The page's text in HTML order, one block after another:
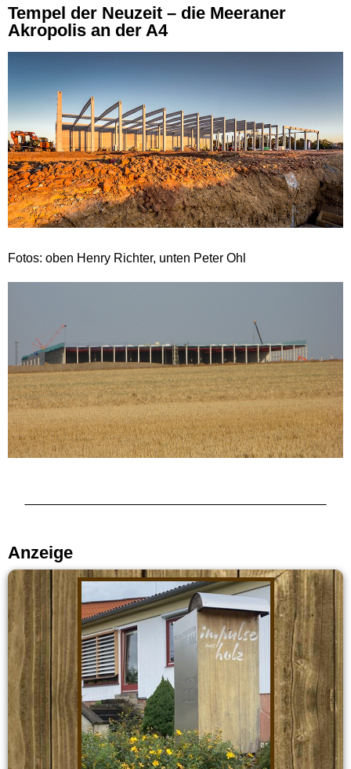
Tempel der Neuzeit – die Meeraner
Akropolis an der A4
Fotos: oben Henry Richter, unten Peter Ohl
Anzeige